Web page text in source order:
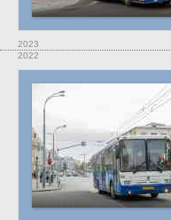
2023
2022